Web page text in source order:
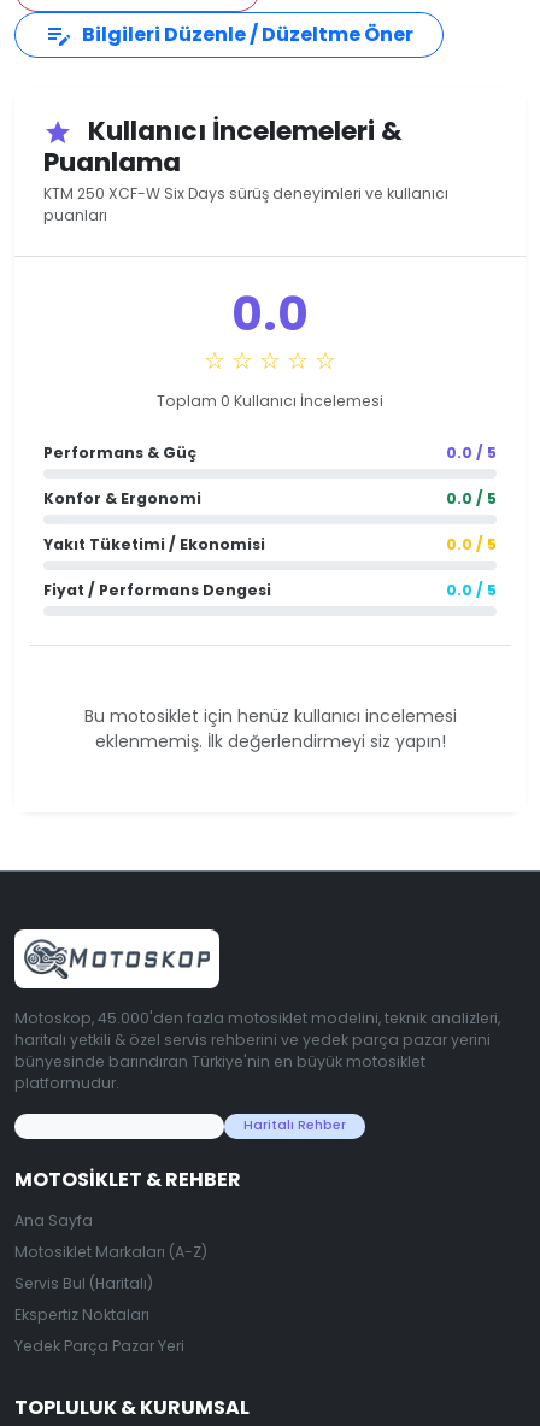
edit_note Bilgileri Düzenle / Düzeltme Öner
star
Kullanıcı İncelemeleri &
Puanlama
KTM 250 XCF-W Six Days sürüş deneyimleri ve kullanıcı
puanları
0.0
☆ ☆ ☆ ☆ ☆
Toplam 0 Kullanıcı İncelemesi
Performans & Güç 0.0 / 5
Konfor & Ergonomi 0.0 / 5
Yakıt Tüketimi / Ekonomisi 0.0 / 5
Fiyat / Performans Dengesi 0.0 / 5
Bu motosiklet için henüz kullanıcı incelemesi
eklenmemiş. İlk değerlendirmeyi siz yapın!
Motoskop, 45.000'den fazla motosiklet modelini, teknik analizleri,
haritalı yetkili & özel servis rehberini ve yedek parça pazar yerini
bünyesinde barındıran Türkiye'nin en büyük motosiklet
platformudur.
Haritalı Rehber
MOTOSIKLET & REHBER
Ana Sayfa
Motosiklet Markaları (A-Z)
Servis Bul (Haritalı)
Ekspertiz Noktaları
Yedek Parça Pazar Yeri
TOPLULUK & KURUMSAL